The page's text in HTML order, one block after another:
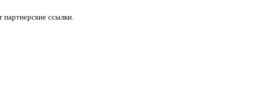
партнерские ссылки.